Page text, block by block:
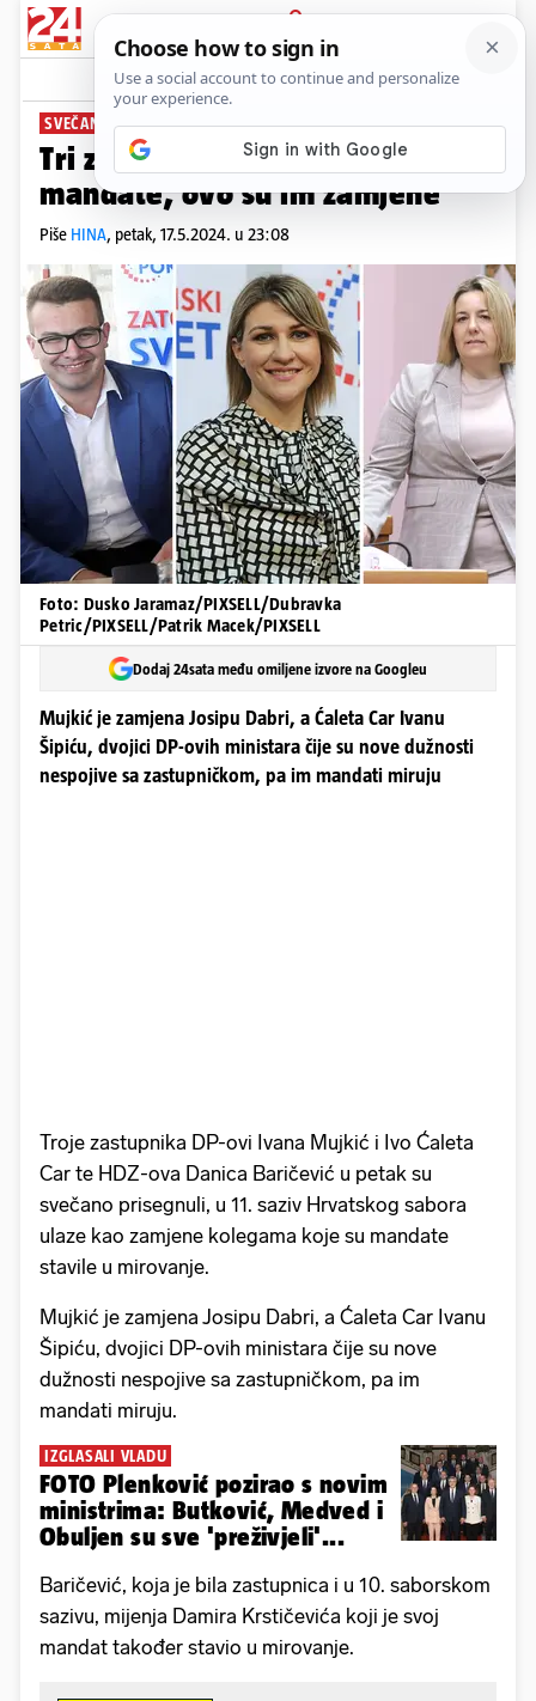
PRIJAVA
News Komentari
SVEČANO PRISEGNULI
Tri zastupnika su zamrznula
mandate, ovo su im zamjene
Piše HINA, petak, 17.5.2024. u 23:08
Foto: Dusko Jaramaz/PIXSELL/Dubravka
Petric/PIXSELL/Patrik Macek/PIXSELL
Dodaj 24sata među omiljene izvore na Googleu
Mujkić je zamjena Josipu Dabri, a Ćaleta Car Ivanu
Šipiću, dvojici DP-ovih ministara čije su nove dužnosti
nespojive sa zastupničkom, pa im mandati miruju
Troje zastupnika DP-ovi Ivana Mujkić i Ivo Ćaleta
Car te HDZ-ova Danica Baričević u petak su
svečano prisegnuli, u 11. saziv Hrvatskog sabora
ulaze kao zamjene kolegama koje su mandate
stavile u mirovanje.
Mujkić je zamjena Josipu Dabri, a Ćaleta Car Ivanu
Šipiću, dvojici DP-ovih ministara čije su nove
dužnosti nespojive sa zastupničkom, pa im
mandati miruju.
IZGLASALI VLADU
FOTO Plenković pozirao s novim
ministrima: Butković, Medved i
Obuljen su sve 'preživjeli'...
Baričević, koja je bila zastupnica i u 10. saborskom
sazivu, mijenja Damira Krstičevića koji je svoj
mandat također stavio u mirovanje.